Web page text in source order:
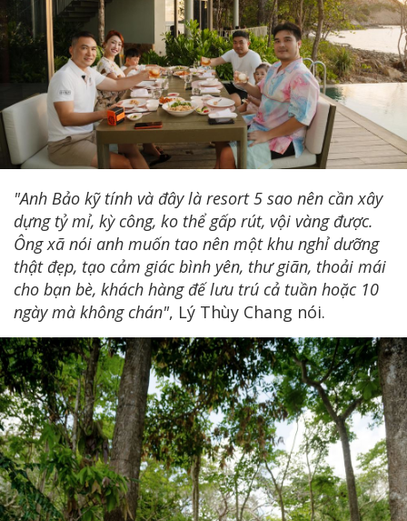
"Anh Bảo kỹ tính và đây là resort 5 sao nên cần xây
dựng tỷ mỉ, kỳ công, ko thể gấp rút, vội vàng được.
Ông xã nói anh muốn tao nên một khu nghỉ dưỡng
thật đẹp, tạo cảm giác bình yên, thư giãn, thoải mái
cho bạn bè, khách hàng đế lưu trú cả tuần hoặc 10
ngày mà không chán", Lý Thùy Chang nói.